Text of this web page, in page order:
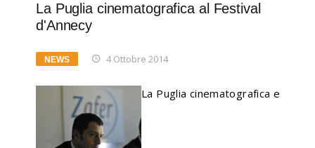
La Puglia cinematografica al Festival
d'Annecy
NEWS 4 Ottobre 2014
La Puglia cinematografica e